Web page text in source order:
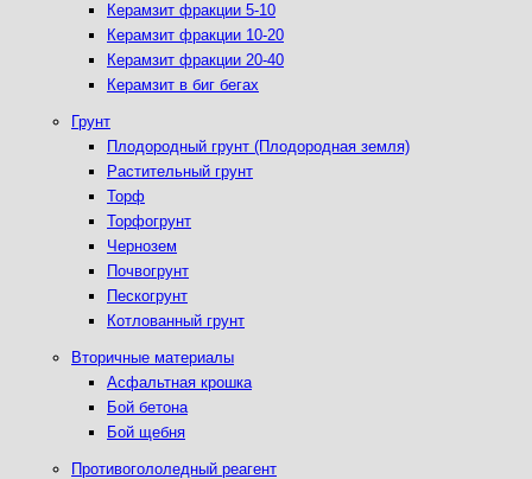
Керамзит фракции 5-10
Керамзит фракции 10-20
Керамзит фракции 20-40
Керамзит в биг бегах
Грунт
Плодородный грунт (Плодородная земля)
Растительный грунт
Торф
Торфогрунт
Чернозем
Почвогрунт
Пескогрунт
Котлованный грунт
Вторичные материалы
Асфальтная крошка
Бой бетона
Бой щебня
Противогололедный реагент